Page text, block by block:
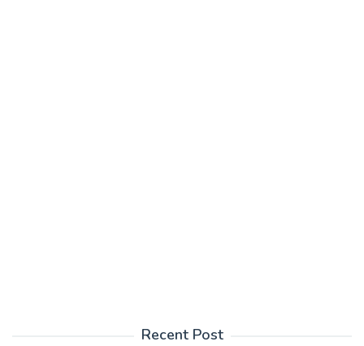
Recent Post